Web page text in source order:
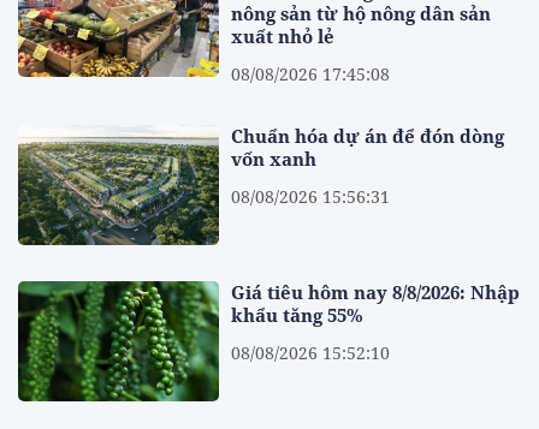
nông sản từ hộ nông dân sản
xuất nhỏ lẻ
08/08/2026 17:45:08
Chuẩn hóa dự án để đón dòng
vốn xanh
08/08/2026 15:56:31
Giá tiêu hôm nay 8/8/2026: Nhập
khẩu tăng 55%
08/08/2026 15:52:10